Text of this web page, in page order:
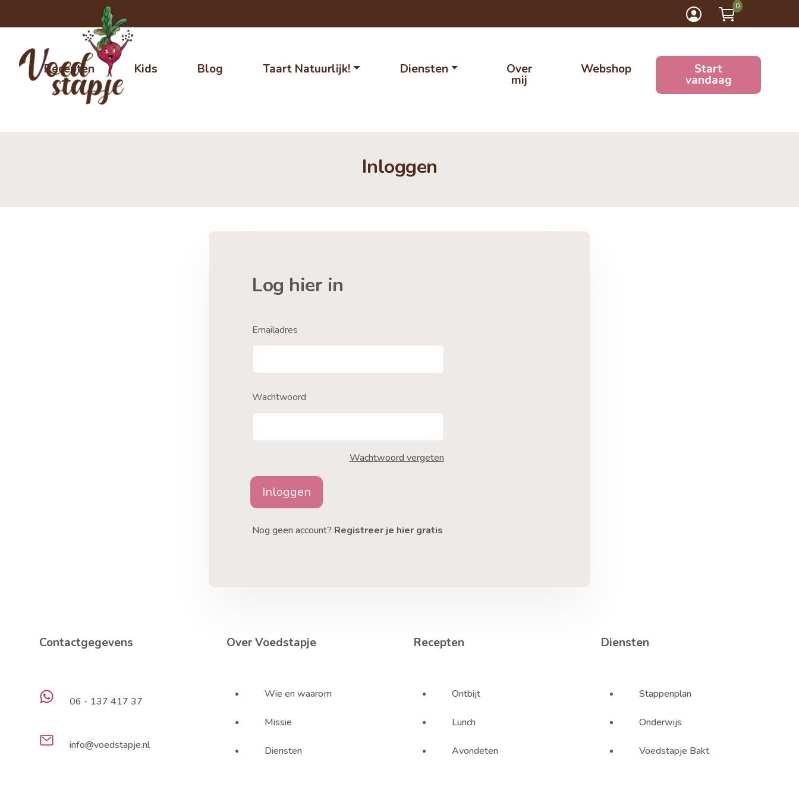
0
Recepten Kids Blog Taart Natuurlijk! Diensten Over
mij
Webshop Start
vandaag
Inloggen
Log hier in
Emailadres
Wachtwoord
Wachtwoord vergeten
Inloggen
Nog geen account? Registreer je hier gratis
Contactgegevens
06 - 137 417 37
info@voedstapje.nl
Over Voedstapje
Wie en waarom
Missie
Diensten
Recepten
Ontbijt
Lunch
Avondeten
Diensten
Stappenplan
Onderwijs
Voedstapje Bakt